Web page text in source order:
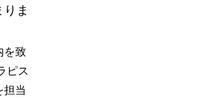
ま
を致
ピス
担当